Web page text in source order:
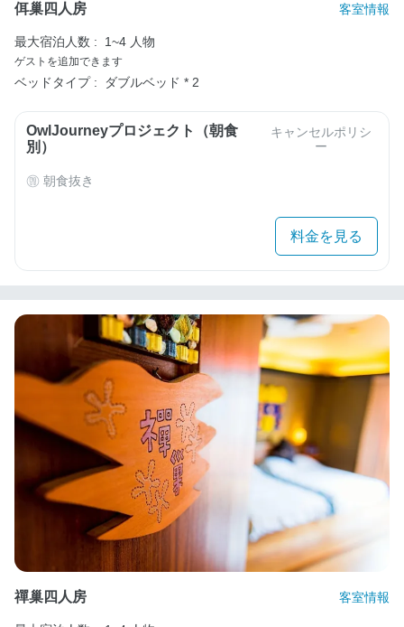
佴巢四人房 客室情報
最大宿泊人数 : 1~4 人物
ゲストを追加できます
ベッドタイプ : ダブルベッド * 2
OwlJourneyプロジェクト（朝食
別）
キャンセルポリシ
ー
朝食抜き
料金を見る
禪巢四人房 客室情報